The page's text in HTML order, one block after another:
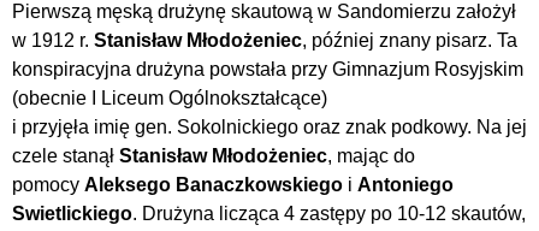
Pierwszą męską drużynę skautową w Sandomierzu założył
w 1912 r. Stanisław Młodożeniec, później znany pisarz. Ta
konspiracyjna drużyna powstała przy Gimnazjum Rosyjskim
(obecnie I Liceum Ogólnokształcące)
i przyjęła imię gen. Sokolnickiego oraz znak podkowy. Na jej
czele stanął Stanisław Młodożeniec, mając do
pomocy Aleksego Banaczkowskiego i Antoniego
Swietlickiego. Drużyna licząca 4 zastępy po 10-12 skautów,